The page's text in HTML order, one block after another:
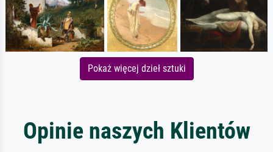
Pokaż więcej dzieł sztuki
Opinie naszych Klientów